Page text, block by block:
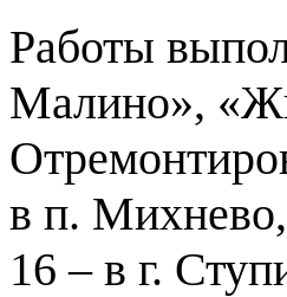
Работы
Малино»,
в п.
16 – в г.